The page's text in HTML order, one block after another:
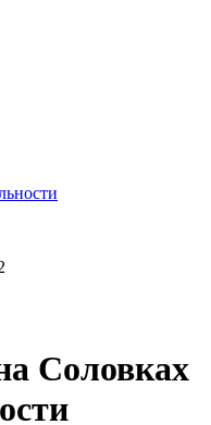
Соловках